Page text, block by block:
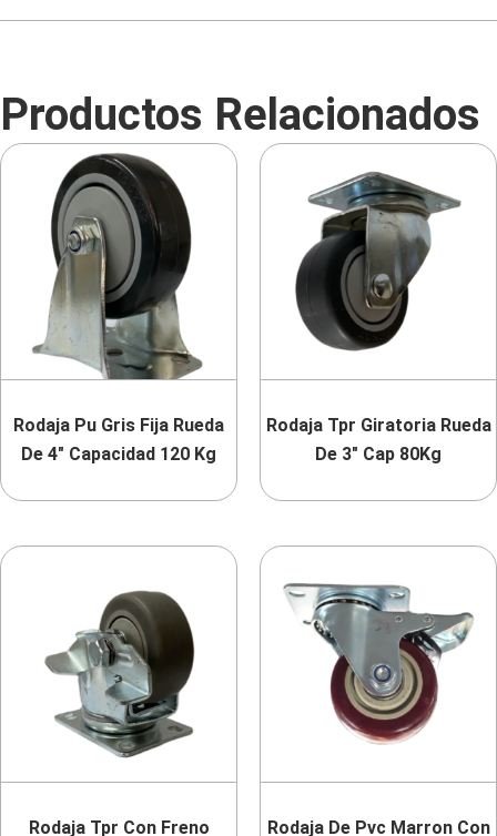
Productos Relacionados
Rodaja Pu Gris Fija Rueda
De 4″ Capacidad 120 Kg
Rodaja Tpr Giratoria Rueda
De 3″ Cap 80Kg
Rodaja Tpr Con Freno
Rodaja De Pvc Marron Con